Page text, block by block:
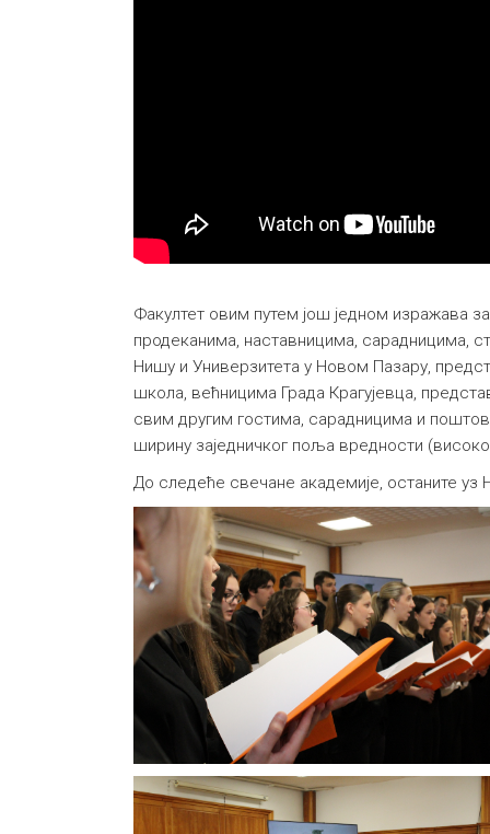
Факултет овим путем још једном изражава
продеканима, наставницима, сарадницима,
Нишу и Универзитета у Новом Пазару,
школа, већницима Града Крагујевца,
свим другим гостима, сарадницима и
ширину заједничког поља вредности
До следеће свечане академије, останите уз